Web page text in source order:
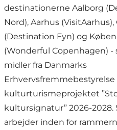
destinationerne Aalborg
Nord), Aarhus (VisitAarhus),
(Destination Fyn) og
(Wonderful Copenhagen) -
midler fra Danmarks
Erhvervsfremmebestyrelse
kulturturismeprojektet
kultursignatur” 2026-2028.
arbejder inden for